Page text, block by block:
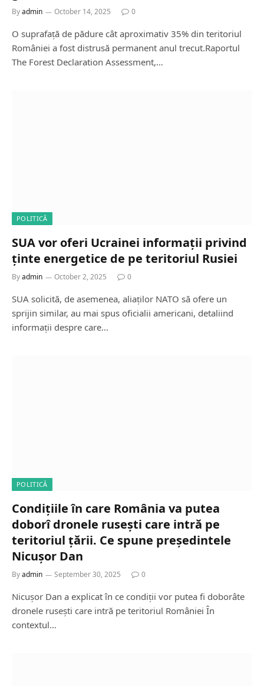
Byadmin October 14, 2025 0
O suprafață de pădure cât aproximativ 35% din teritoriul
României a fost distrusă permanent anul trecut.Raportul
The Forest Declaration Assessment,…
POLITICĂ
SUA vor oferi Ucrainei informații privind
ținte energetice de pe teritoriul Rusiei
Byadmin October 2, 2025 0
SUA solicită, de asemenea, aliaților NATO să ofere un
sprijin similar, au mai spus oficialii americani, detaliind
informații despre care…
POLITICĂ
Condițiile în care România va putea
doborî dronele rusești care intră pe
teritoriul țării. Ce spune președintele
Nicușor Dan
Byadmin September 30, 2025 0
Nicușor Dan a explicat în ce condiții vor putea fi doborâte
dronele rusești care intră pe teritoriul României În
contextul…